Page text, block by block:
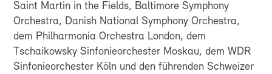
Saint Martin in the Fields, Baltimore Symphony
Orchestra, Danish National Symphony Orchestra,
dem Philharmonia Orchestra London, dem
Tschaikowsky Sinfonieorchester Moskau, dem WDR
Sinfonieorchester Köln und den führenden Schweizer